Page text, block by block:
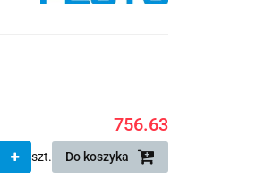
756.63
szt. Do koszyka